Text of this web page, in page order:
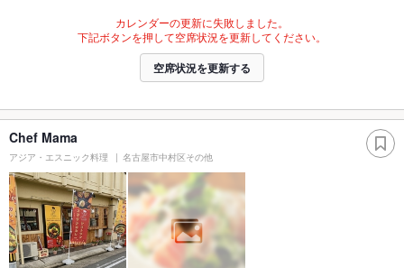
カレンダーの更新に失敗しました。
下記ボタンを押して空席状況を更新してください。
空席状況を更新する
Chef Mama
アジア・エスニック料理 名古屋市中村区その他